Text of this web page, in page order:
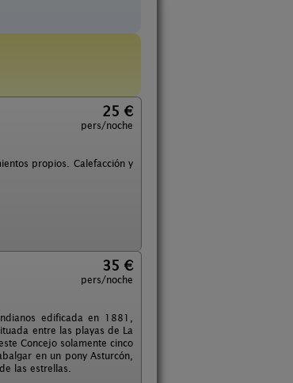
25 €
pers/noche
propios. Calefacción y
35 €
pers/noche
edificada en 1881,
entre las playas de La
Concejo solamente cinco
en un pony Asturcón,
las estrellas.